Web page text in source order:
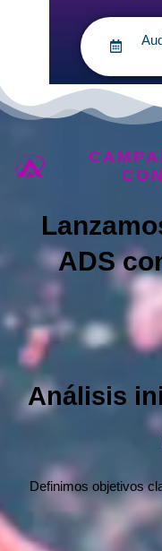
ADS
Análisis
Definimos objetivos